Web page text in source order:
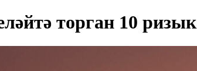
торган 10 ризык